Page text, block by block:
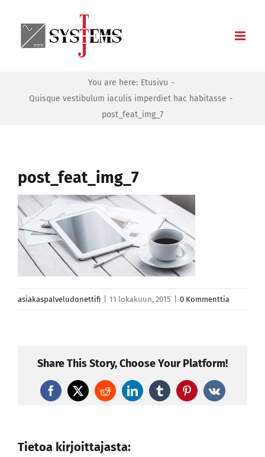
content
You are here: Etusivu
Quisque vestibulum iaculis imperdiet hac habitasse
post_feat_img_7
post_feat_img_7
asiakaspalveludonettifi 11 lokakuun, 2015 0 Kommenttia
Share This Story, Choose Your Platform!
Facebook
X RedditLinkedInTumblrPinterest
Vk
Tietoa kirjoittajasta: